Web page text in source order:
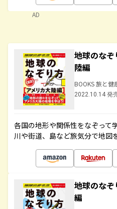
AD
地球のな
陸編
BOOKS 旅と健
2022.10.14 発
各国の地形や関係性をなぞって
川や街道、島など旅気分で地図
地球のな
編